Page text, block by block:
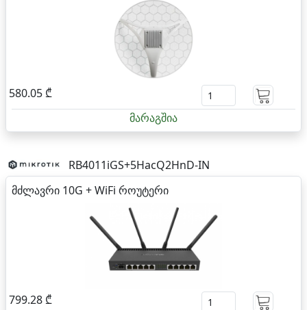
580.05 ₾
მარაგშია
RB4011iGS+5HacQ2HnD-IN
მძლავრი 10G + WiFi როუტერი
799.28 ₾